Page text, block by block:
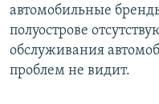
автомобильные
полуострове
обслуживания
проблем не видит.